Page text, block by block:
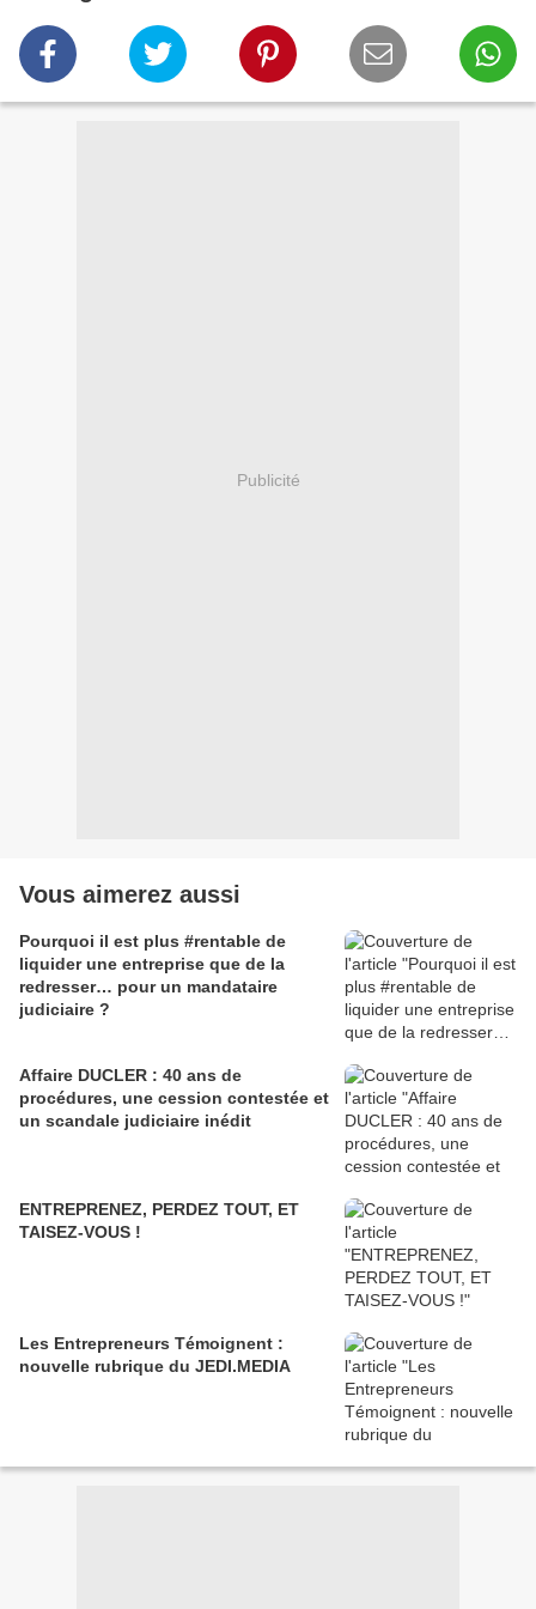
Publicité
Vous aimerez aussi
Pourquoi il est plus #rentable de
liquider une entreprise que de la
redresser… pour un mandataire
judiciaire ?
Affaire DUCLER : 40 ans de
procédures, une cession contestée et
un scandale judiciaire inédit
ENTREPRENEZ, PERDEZ TOUT, ET
TAISEZ-VOUS !
Les Entrepreneurs Témoignent :
nouvelle rubrique du JEDI.MEDIA